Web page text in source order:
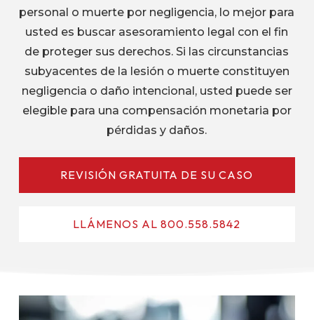
personal o muerte por negligencia, lo mejor para
usted es buscar asesoramiento legal con el fin
de proteger sus derechos. Si las circunstancias
subyacentes de la lesión o muerte constituyen
negligencia o daño intencional, usted puede ser
elegible para una compensación monetaria por
pérdidas y daños.
REVISIÓN GRATUITA DE SU CASO
LLÁMENOS AL 800.558.5842